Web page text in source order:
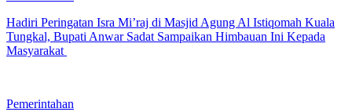
Hadiri Peringatan Isra Mi’raj di Masjid Agung Al Istiqomah Kuala
Tungkal, Bupati Anwar Sadat Sampaikan Himbauan Ini Kepada
Masyarakat
Pemerintahan